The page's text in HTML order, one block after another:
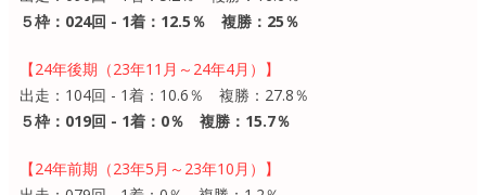
５枠：024回 - 1着：12.5％ 複勝：25％
【24年後期（23年11月～24年4月）】
出走：104回 - 1着：10.6％ 複勝：27.8％
５枠：019回 - 1着：0％ 複勝：15.7％
【24年前期（23年5月～23年10月）】